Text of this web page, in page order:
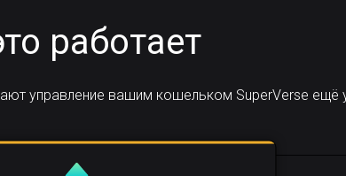
работает
управление вашим кошельком SuperVerse ещё